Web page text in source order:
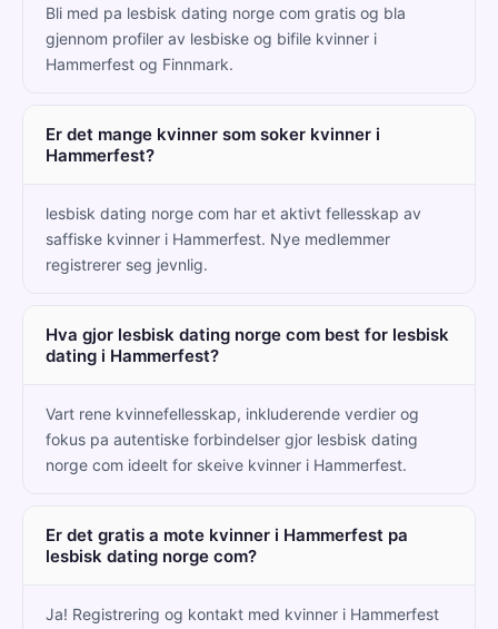
Bli med pa lesbisk dating norge com gratis og bla
gjennom profiler av lesbiske og bifile kvinner i
Hammerfest og Finnmark.
Er det mange kvinner som soker kvinner i
Hammerfest?
lesbisk dating norge com har et aktivt fellesskap av
saffiske kvinner i Hammerfest. Nye medlemmer
registrerer seg jevnlig.
Hva gjor lesbisk dating norge com best for lesbisk
dating i Hammerfest?
Vart rene kvinnefellesskap, inkluderende verdier og
fokus pa autentiske forbindelser gjor lesbisk dating
norge com ideelt for skeive kvinner i Hammerfest.
Er det gratis a mote kvinner i Hammerfest pa
lesbisk dating norge com?
Ja! Registrering og kontakt med kvinner i Hammerfest